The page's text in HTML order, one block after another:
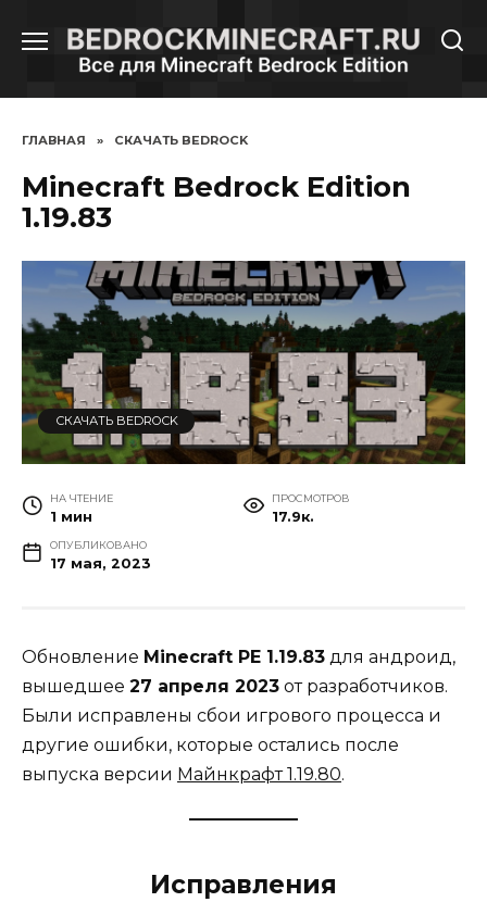
содержанию
ГЛАВНАЯ » СКАЧАТЬ BEDROCK
Minecraft Bedrock Edition
1.19.83
СКАЧАТЬ BEDROCK
НА ЧТЕНИЕ
1 мин
ПРОСМОТРОВ
17.9к.
ОПУБЛИКОВАНО
17 мая, 2023
Обновление Minecraft PE 1.19.83 для андроид,
вышедшее 27 апреля 2023 от разработчиков.
Были исправлены сбои игрового процесса и
другие ошибки, которые остались после
выпуска версии Майнкрафт1.19.80.
Исправления